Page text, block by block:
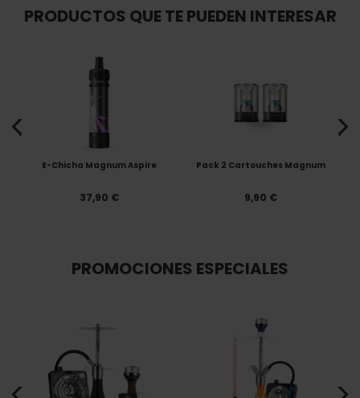
PRODUCTOS QUE TE PUEDEN INTERESAR
E-Chicha Magnum Aspire
37,90 €
Pack 2 Cartouches Magnum
9,90 €
PROMOCIONES ESPECIALES